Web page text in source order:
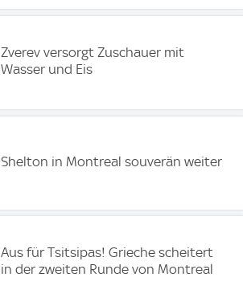
Zverev versorgt Zuschauer mit
Wasser und Eis
Shelton in Montreal souverän weiter
Aus für Tsitsipas! Grieche scheitert
in der zweiten Runde von Montreal